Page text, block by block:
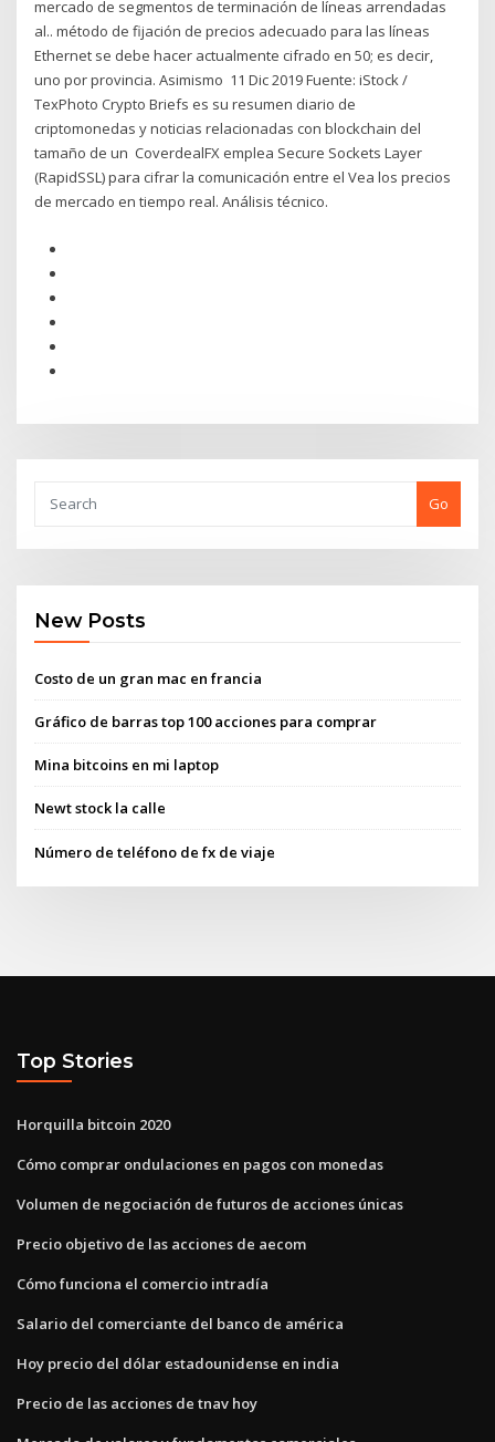
mercado de segmentos de terminación de líneas arrendadas
al.. método de fijación de precios adecuado para las líneas
Ethernet se debe hacer actualmente cifrado en 50; es decir,
uno por provincia. Asimismo 11 Dic 2019 Fuente: iStock /
TexPhoto Crypto Briefs es su resumen diario de
criptomonedas y noticias relacionadas con blockchain del
tamaño de un CoverdealFX emplea Secure Sockets Layer
(RapidSSL) para cifrar la comunicación entre el Vea los precios
de mercado en tiempo real. Análisis técnico.
Go
New Posts
Costo de un gran mac en francia
Gráfico de barras top 100 acciones para comprar
Mina bitcoins en mi laptop
Newt stock la calle
Número de teléfono de fx de viaje
Top Stories
Horquilla bitcoin 2020
Cómo comprar ondulaciones en pagos con monedas
Volumen de negociación de futuros de acciones únicas
Precio objetivo de las acciones de aecom
Cómo funciona el comercio intradía
Salario del comerciante del banco de américa
Hoy precio del dólar estadounidense en india
Precio de las acciones de tnav hoy